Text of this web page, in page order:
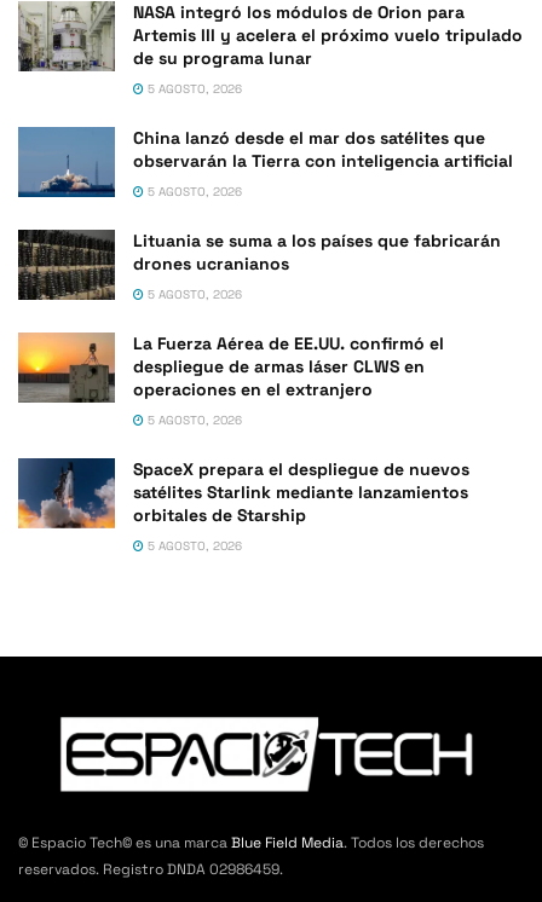
NASA integró los módulos de Orion para
Artemis III y acelera el próximo vuelo tripulado
de su programa lunar
5 AGOSTO, 2026
China lanzó desde el mar dos satélites que
observarán la Tierra con inteligencia artificial
5 AGOSTO, 2026
Lituania se suma a los países que fabricarán
drones ucranianos
5 AGOSTO, 2026
La Fuerza Aérea de EE.UU. confirmó el
despliegue de armas láser CLWS en
operaciones en el extranjero
5 AGOSTO, 2026
SpaceX prepara el despliegue de nuevos
satélites Starlink mediante lanzamientos
orbitales de Starship
5 AGOSTO, 2026
© Espacio Tech© es una marcaBlue Field Media. Todos los derechos
reservados. Registro DNDA 02986459.